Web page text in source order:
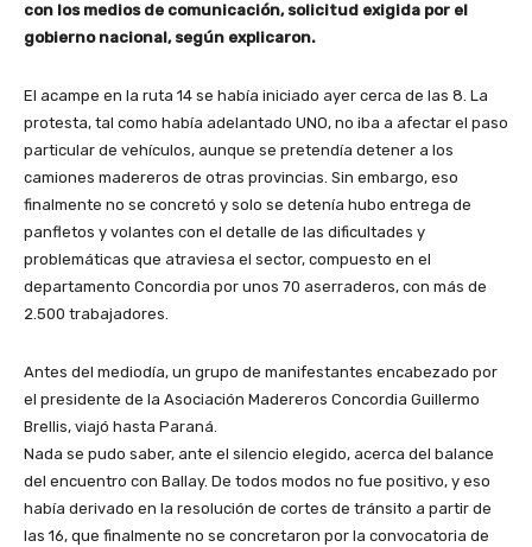
con los medios de comunicación, solicitud exigida por el
gobierno nacional, según explicaron.
El acampe en la ruta 14 se había iniciado ayer cerca de las 8. La
protesta, tal como había adelantado UNO, no iba a afectar el paso
particular de vehículos, aunque se pretendía detener a los
camiones madereros de otras provincias. Sin embargo, eso
finalmente no se concretó y solo se detenía hubo entrega de
panfletos y volantes con el detalle de las dificultades y
problemáticas que atraviesa el sector, compuesto en el
departamento Concordia por unos 70 aserraderos, con más de
2.500 trabajadores.
Antes del mediodía, un grupo de manifestantes encabezado por
el presidente de la Asociación Madereros Concordia Guillermo
Brellis, viajó hasta Paraná.
Nada se pudo saber, ante el silencio elegido, acerca del balance
del encuentro con Ballay. De todos modos no fue positivo, y eso
había derivado en la resolución de cortes de tránsito a partir de
las 16, que finalmente no se concretaron por la convocatoria de